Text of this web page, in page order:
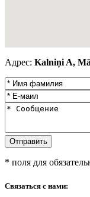
Адрес: Kalniņi A,
* поля для
Связаться с нами: